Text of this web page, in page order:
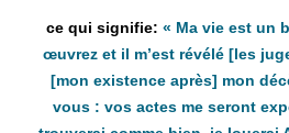
« Ma vie est un
œuvrez et il m’est révélé [les
[mon existence après] mon
vous : vos actes me seront